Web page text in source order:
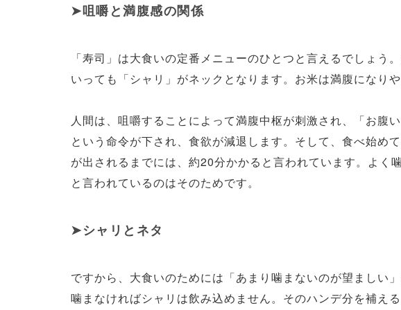
咀嚼と満腹感の関係
「寿司」は大食いの定番メニューのひとつと言えるでしょう
いっても「シャリ」がネックとなります。お米は満腹になりや
人間は、咀嚼することによって満腹中枢が刺激され、「お腹
という命令が下され、食欲が減退します。そして、食べ始め
が出されるまでには、約20分かかると言われています。よく
と言われているのはそのためです。
シャリとネタ
ですから、大食いのためには「あまり噛まないのが望ましい
噛まなければシャリは飲み込めません。そのハンデ分を補え